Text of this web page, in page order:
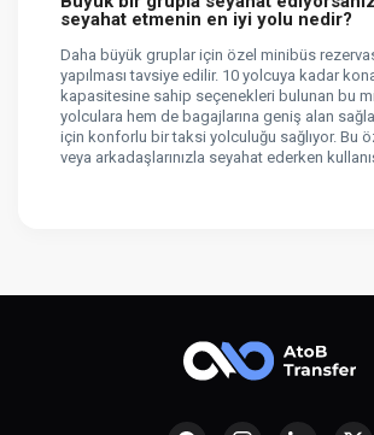
seyahat etmenin en iyi yolu nedir?
Daha büyük gruplar için özel minibüs
yapılması tavsiye edilir. 10 yolcuya kadar
kapasitesine sahip seçenekleri bulunan bu
yolculara hem de bagajlarına geniş alan
için konforlu bir taksi yolculuğu sağlıyor. Bu
veya arkadaşlarınızla seyahat ederken